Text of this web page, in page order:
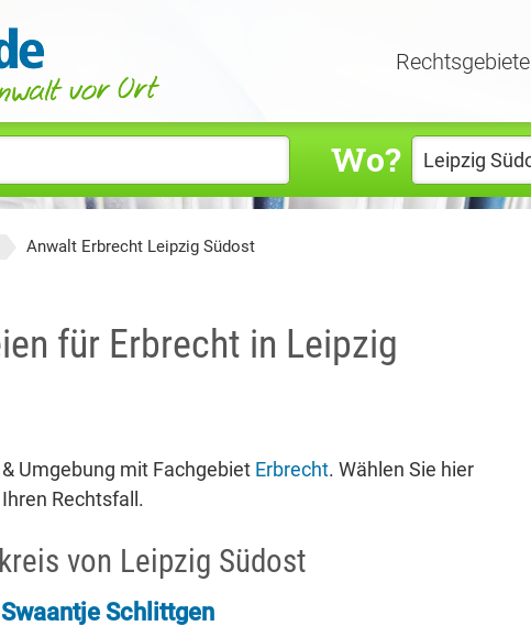
Rechtsgebiete
Wo?
Anwalt Erbrecht Leipzig Südost
für Erbrecht in Leipzig
Umgebung mit Fachgebiet Erbrecht. Wählen Sie hier
Rechtsfall.
von Leipzig Südost
Schlittgen